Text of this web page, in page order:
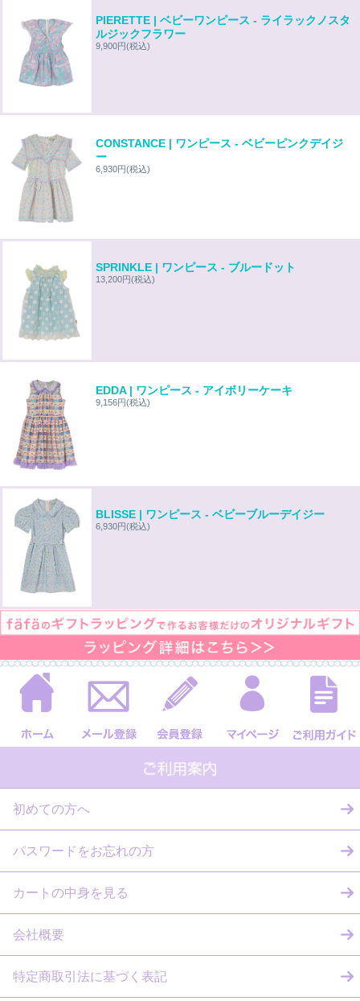
PIERETTE | ベビーワンピース - ライラックノスタ
ルジックフラワー
9,900円(税込)
CONSTANCE | ワンピース - ベビーピンクデイジ
ー
6,930円(税込)
SPRINKLE | ワンピース - ブルードット
13,200円(税込)
EDDA | ワンピース - アイボリーケーキ
9,156円(税込)
BLISSE | ワンピース - ベビーブルーデイジー
6,930円(税込)
初めての方へ
パスワードをお忘れの方
カートの中身を見る
会社概要
特定商取引法に基づく表記